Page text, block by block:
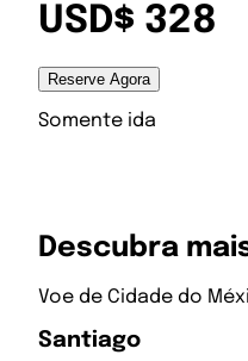
USD$ 328
Reserve Agora
Somente ida
Descubra
Voe de Cidade do
Santiago